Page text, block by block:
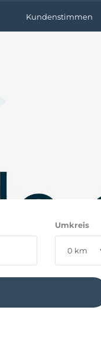
Kundenstimmen
Umkreis